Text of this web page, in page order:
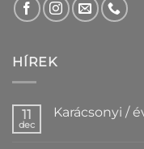
HÍREK
11
dec
Karácsonyi /